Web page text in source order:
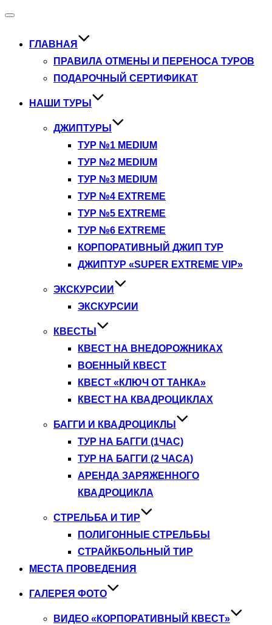
Переключить
ГЛАВНАЯ
ПРАВИЛА ОТМЕНЫ И ПЕРЕНОСА ТУРОВ
ПОДАРОЧНЫЙ СЕРТИФИКАТ
НАШИ ТУРЫ
ДЖИПТУРЫ
ТУР №1 MEDIUM
ТУР №2 MEDIUM
ТУР №3 MEDIUM
ТУР №4 EXTREME
ТУР №5 EXTREME
ТУР №6 EXTREME
КОРПОРАТИВНЫЙ ДЖИП ТУР
ДЖИПТУР «SUPER EXTREME VIP»
ЭКСКУРСИИ
ЭКСКУРСИИ
КВЕСТЫ
КВЕСТ НА ВНЕДОРОЖНИКАХ
ВОЕННЫЙ КВЕСТ
КВЕСТ «КЛЮЧ ОТ ТАНКА»
КВЕСТ НА КВАДРОЦИКЛАХ
БАГГИ И КВАДРОЦИКЛЫ
ТУР НА БАГГИ (1ЧАС)
ТУР НА БАГГИ (2 ЧАСА)
АРЕНДА ЗАРЯЖЕННОГО
КВАДРОЦИКЛА
СТРЕЛЬБА И ТИР
ПОЛИГОННЫЕ СТРЕЛЬБЫ
СТРАЙКБОЛЬНЫЙ ТИР
МЕСТА ПРОВЕДЕНИЯ
ГАЛЕРЕЯ ФОТО
ВИДЕО «КОРПОРАТИВНЫЙ КВЕСТ»